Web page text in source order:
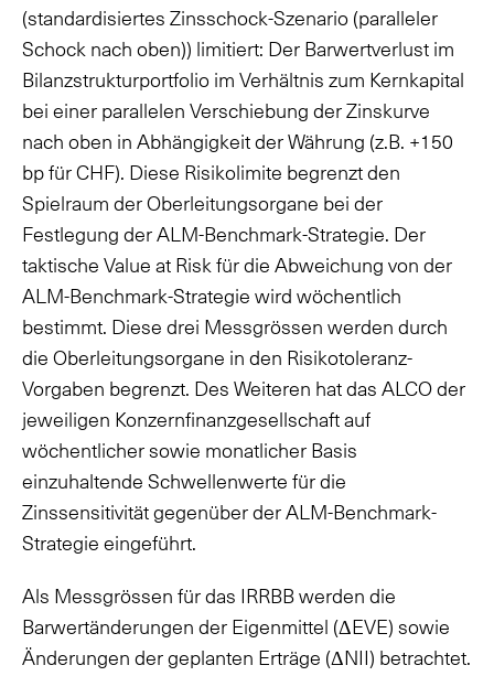
(standardisiertes Zinsschock-Szenario (paralleler
Schock nach oben)) limitiert: Der Barwertverlust im
Bilanzstrukturportfolio im Verhältnis zum Kernkapital
bei einer parallelen Verschiebung der Zinskurve
nach oben in Abhängigkeit der Währung (z.B. +150
bp für CHF). Diese Risikolimite begrenzt den
Spielraum der Oberleitungsorgane bei der
Festlegung der ALM-Benchmark-Strategie. Der
taktische Value at Risk für die Abweichung von der
ALM-Benchmark-Strategie wird wöchentlich
bestimmt. Diese drei Messgrössen werden durch
die Oberleitungsorgane in den Risikotoleranz-
Vorgaben begrenzt. Des Weiteren hat das ALCO der
jeweiligen Konzernfinanzgesellschaft auf
wöchentlicher sowie monatlicher Basis
einzuhaltende Schwellenwerte für die
Zinssensitivität gegenüber der ALM-Benchmark-
Strategie eingeführt.
Als Messgrössen für das IRRBB werden die
Barwertänderungen der Eigenmittel (ΔEVE) sowie
Änderungen der geplanten Erträge (ΔNII) betrachtet.